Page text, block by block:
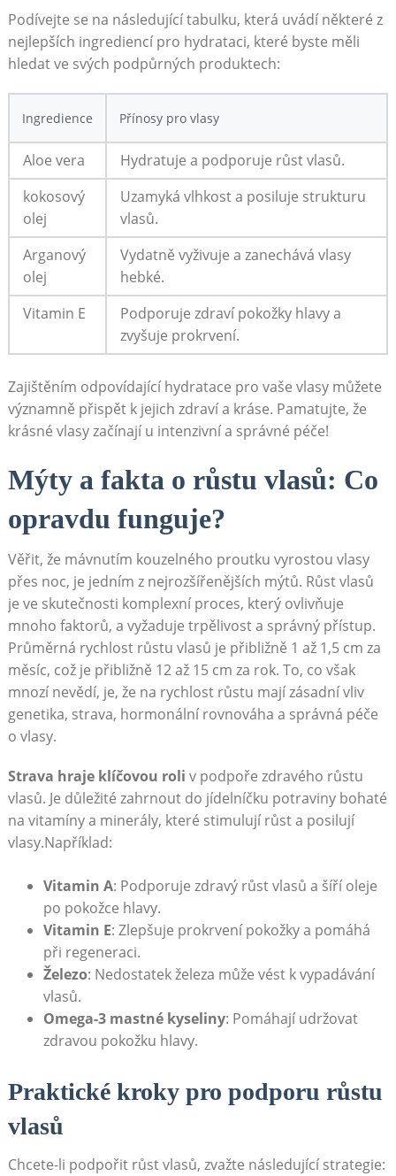
Podívejte se na následující tabulku, která uvádí některé z
nejlepších ingrediencí pro hydrataci, které byste měli
hledat ve svých podpůrných produktech:
Ingredience Přínosy pro vlasy
Aloe vera
Hydratuje a podporuje růst vlasů.
kokosový
olej
Uzamyká vlhkost a posiluje strukturu
vlasů.
Arganový
olej
Vydatně vyživuje a zanechává vlasy
hebké.
Vitamin E
Podporuje zdraví pokožky hlavy a
zvyšuje prokrvení.
Zajištěním odpovídající hydratace pro vaše vlasy můžete
významně přispět k jejich zdraví a kráse. Pamatujte, že
krásné vlasy začínají u intenzivní a správné péče!
Mýty a fakta o růstu vlasů: Co
opravdu funguje?
Věřit, že mávnutím kouzelného proutku vyrostou vlasy
přes noc, je jedním z nejrozšířenějších mýtů. Růst vlasů
je ve skutečnosti komplexní proces, který ovlivňuje
mnoho faktorů, a vyžaduje trpělivost a správný přístup.
Průměrná rychlost růstu vlasů je přibližně 1 až 1,5 cm za
měsíc, což je přibližně 12 až 15 cm za rok. To, co však
mnozí nevědí, je, že na rychlost růstu mají zásadní vliv
genetika, strava, hormonální rovnováha a správná péče
o vlasy.
Strava hraje klíčovou roli v podpoře zdravého růstu
vlasů. Je důležité zahrnout do jídelníčku potraviny bohaté
na vitamíny a minerály, které stimulují růst a posilují
vlasy.Například:
Vitamin A: Podporuje zdravý růst vlasů a šíří oleje
po pokožce hlavy.
Vitamin E: Zlepšuje prokrvení pokožky a pomáhá
při regeneraci.
Železo: Nedostatek železa může vést k vypadávání
vlasů.
Omega-3 mastné kyseliny: Pomáhají udržovat
zdravou pokožku hlavy.
Praktické kroky pro podporu růstu
vlasů
Chcete-li podpořit růst vlasů, zvažte následující strategie: